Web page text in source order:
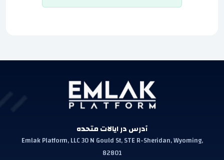
آدرس در ایالات متحده
Emlak Platform, LLC 30 N Gould St, STE R-Sheridan, Wyoming,
82801